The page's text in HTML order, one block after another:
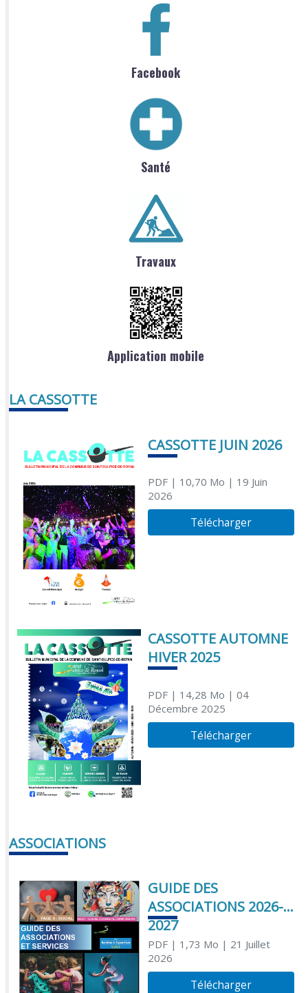
Facebook
Santé
Travaux
Application mobile
LA CASSOTTE
CASSOTTE JUIN 2026
PDF| 10,70 Mo | 19 Juin
2026
Télécharger
CASSOTTE AUTOMNE
HIVER 2025
PDF| 14,28 Mo | 04
Décembre 2025
Télécharger
ASSOCIATIONS
GUIDE DES
ASSOCIATIONS 2026-
2027
PDF| 1,73 Mo | 21 Juillet
2026
Télécharger